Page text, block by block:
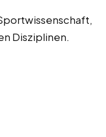
Disziplinen.